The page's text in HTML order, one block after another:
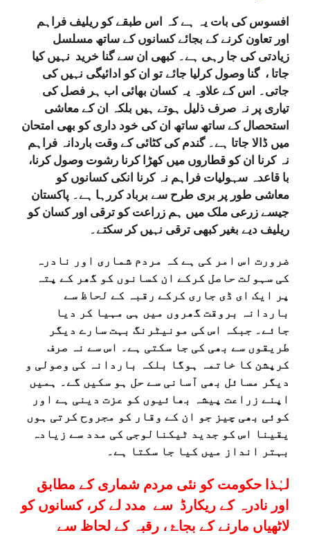
افسوس کی بات یہ ہے کہ اس طبقے کو ریلیف فراہم
اور تعاون کرنے کے بجائے کسانوں کے ساتھ مسلسل
زیادتی کی جا رہی ہے۔ کبھی ان سے گنا خرید نہیں کیا
جاتا ، گنا وصول کرلیا جائے تو ان کو ادائیگی نہیں کی
جاتی۔ اس کے علاوہ یہ کسان بھائی اب ہر فصل کی
تیاری پر نہ صرف ذلیل ہوتے ہیں بلکہ ان کے معاشی
استحصال کے ساتھ ساتھ ان کی خود داری کو بھی امتحان
میں ڈالا جاتا ہے۔ گندم کی کٹائی کے وقت باردانہ فراہم
نہ کرنا ان کو قطاروں میں کھڑا کرنا رشوت وصول کرنا،
با قاعدہ سہولیات فراہم نہ کرنا انکی کسانوں کو
معاشی طور پر بری طرح سے برباد کررہا ہے۔ پاکستان
جیسے زرعی ملک میں ہم زراعت کو ترقی اور کسان کو
ریلیف دیے بغیر کبھی ترقی نہیں کر سکتے۔
ضرورت اس امر کی ہے کہ مردم شماری اور نادرہ
کی سہولت حاصل کرکے ان کسانوں کو گھر کے پتہ
پر ایک ای ڈی جاری کرکے رقبہ کے لحاظ سے
باردانہ بروقت گھروں میں ہی مہیا کر دیا
جائے۔ جبکہ اس کی مونیٹرنگ بہت سارے دیگر
طریقوں سے بھی کی جا سکتی ہے۔ اس سے نہ صرف
کرپشن کا خاتمہ ہوگا بلکہ باردانہ کی وصولی و
دیگر مسائل بھی آسانی سے حل ہو سکیں گے۔ ہمیں
اپنے زراعت پیشہ بھائیوں کو عزت دینی ہے اور
کوئی بھی چیز جو ان کے وقار کو مجروح کرتی ہوں
یقینا اس کو جدید ٹیکنالوجی کی مدد سے زیادہ
بہتر انداز میں کیا جا سکتا ہے۔
لہٰذا حکومت کو نئی مردم شماری کے مطابق
اور نادرہ کے ريکارڈ سے مدد لے کر، کسانوں کو
لاٹھياں مارنے کے بجاۓ ، رقبہ کے لحاظ سے